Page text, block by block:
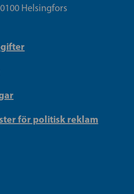
Helsingfors
för politisk reklam